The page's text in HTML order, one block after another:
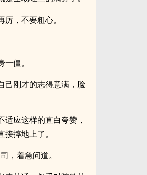
，不要粗心。
僵。
己刚才的志得意满，脸
应这样的直白夸赞，
摔地上了。
，着急问道。